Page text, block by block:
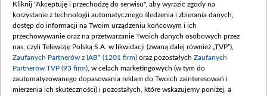
Procedura zgłoszeń wewnętrznych
Kliknij "Akceptuję i przechodzę do serwisu", aby wyrazić zgody na
korzystanie z technologii automatycznego śledzenia i zbierania danych,
dostęp do informacji na Twoim urządzeniu końcowym i ich
przechowywanie oraz na przetwarzanie Twoich danych osobowych przez
nas, czyli Telewizję Polską S.A. w likwidacji (zwaną dalej również „TVP”),
Zaufanych Partnerów z IAB* (1201 firm) oraz pozostałych Zaufanych
Partnerów TVP (93 firm) , w celach marketingowych (w tym do
zautomatyzowanego dopasowania reklam do Twoich zainteresowań i
mierzenia ich skuteczności) i pozostałych, które wskazujemy poniżej, a